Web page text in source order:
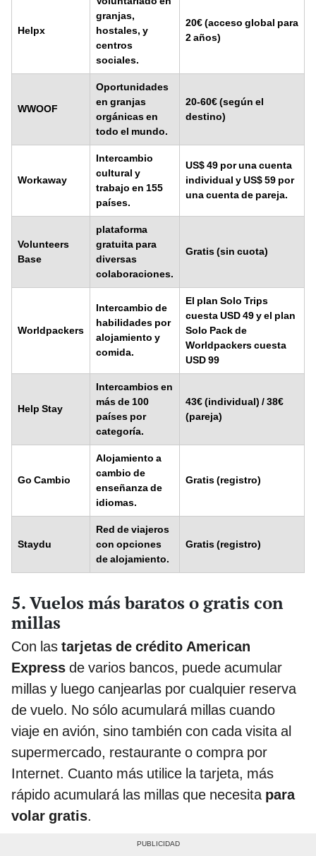
Helpx
granjas,
hostales, y
centros
sociales.
20€ (acceso global para
2 años)
WWOOF
Oportunidades
en granjas
orgánicas en
todo el mundo.
20-60€ (según el
destino)
Workaway
Intercambio
cultural y
trabajo en 155
países.
US$ 49 por una cuenta
individual y US$ 59 por
una cuenta de pareja.
Volunteers
Base
plataforma
gratuita para
diversas
colaboraciones.
Gratis (sin cuota)
Worldpackers
Intercambio de
habilidades por
alojamiento y
comida.
El plan Solo Trips
cuesta USD 49 y el plan
Solo Pack de
Worldpackers cuesta
USD 99
Help Stay
Intercambios en
más de 100
países por
categoría.
43€ (individual) / 38€
(pareja)
Go Cambio
Alojamiento a
cambio de
enseñanza de
idiomas.
Gratis (registro)
Staydu
Red de viajeros
con opciones
de alojamiento.
Gratis (registro)
5. Vuelos más baratos o gratis con
millas
Con las tarjetas de crédito American
Express de varios bancos, puede acumular
millas y luego canjearlas por cualquier reserva
de vuelo. No sólo acumulará millas cuando
viaje en avión, sino también con cada visita al
supermercado, restaurante o compra por
Internet. Cuanto más utilice la tarjeta, más
rápido acumulará las millas que necesitapara
volar gratis.